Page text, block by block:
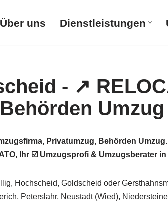
Über uns Dienstleistungen
Privatumzug, Behörden
Ihr ☑️ Umzugsprofi & Umzugsberater